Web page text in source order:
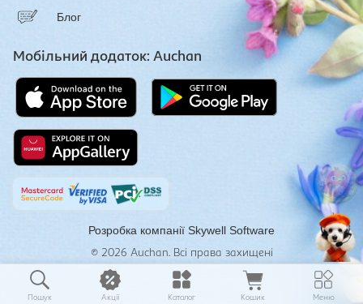
Блог
Мобільний додаток: Auchan
Розробка компанії Skywell Software
© 2026 Auchan. Всі права захищені
Пошук Акції Каталог Кошик Меню